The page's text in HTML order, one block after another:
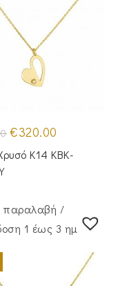
Original
price
was:
€385.00.
€320.00
τιμή
είναι:
Κ14 KBK-
παραλαβή /
1 έως 3 ημέρες